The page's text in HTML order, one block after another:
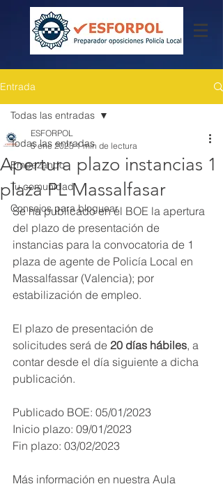
Entrada
Todas las entradas
Empezando
Tu comunidad
Consejos para bloguear
Todas las entradas
Apertura plazo instancias 1
plaza PL Massalfasar
ESFORPOL
5 ene 2023 1 min de lectura
Se ha publicado en el BOE la apertura
del plazo de presentación de
instancias para la convocatoria de 1
plaza de agente de Policía Local en
Massalfassar (Valencia); por
estabilización de empleo.
El plazo de presentación de
solicitudes será de 20 días hábiles, a
contar desde el día siguiente a dicha
publicación.
Publicado BOE: 05/01/2023
Inicio plazo: 09/01/2023
Fin plazo: 03/02/2023
Más información en nuestra Aula